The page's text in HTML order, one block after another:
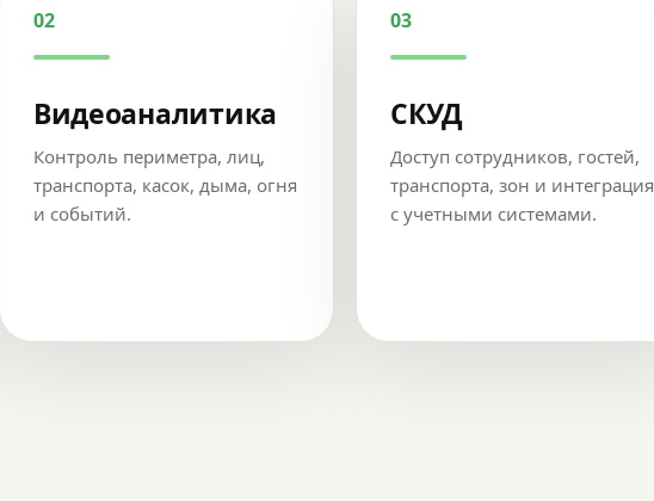
02
Видеоаналитика
Контроль периметра, лиц,
транспорта, касок, дыма, огня
и событий.
03
СКУД
Доступ сотрудников, гостей,
транспорта, зон и интеграция
с учетными системами.